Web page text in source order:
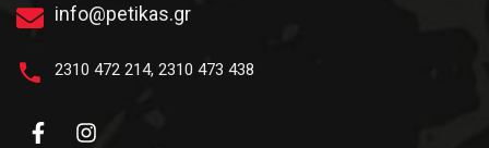
info@petikas.gr
2310 472 214, 2310 473 438